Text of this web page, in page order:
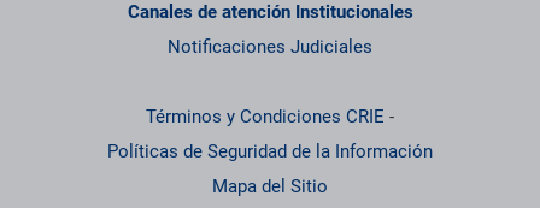
Canales de atención Institucionales
Notificaciones Judiciales
Términos y Condiciones CRIE -
Políticas de Seguridad de la Información
Mapa del Sitio